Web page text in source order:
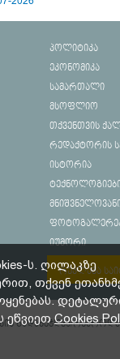
პოლიტიკა
ეკონომიკა
სამართალი
მსოფლიო
თქვენთვის
რედაქტორის
ისტორია
იუმორი
რეკლამა
გადაბეჭდვა/
ს. ღილაკზე
თქვენ
ეწვიეთCookies